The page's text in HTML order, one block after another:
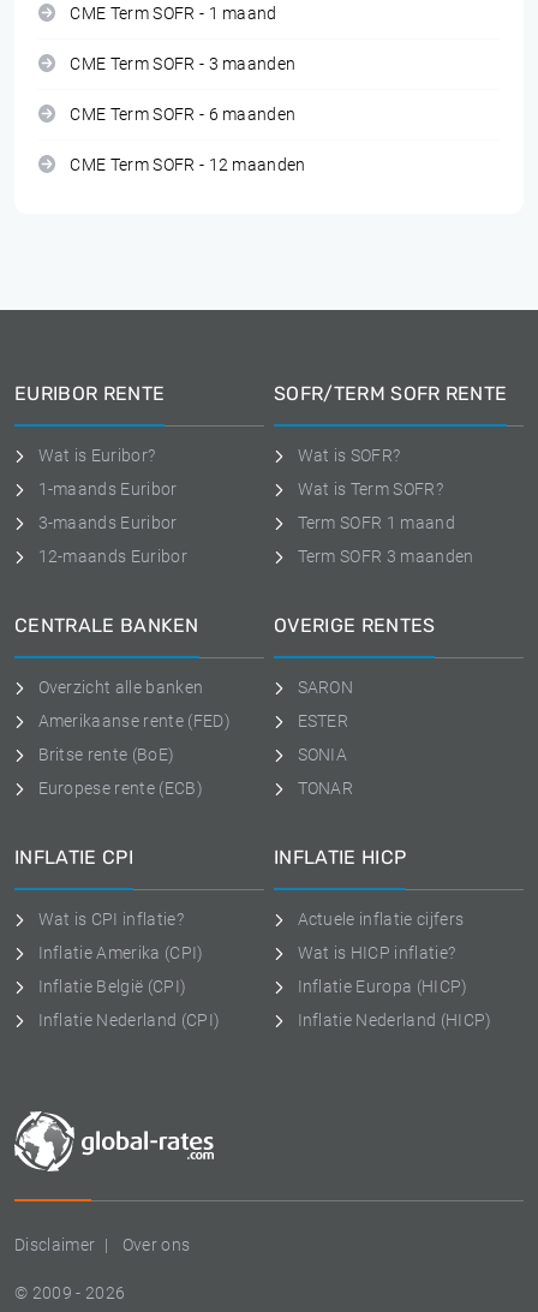
CME Term SOFR - 1 maand
CME Term SOFR - 3 maanden
CME Term SOFR - 6 maanden
CME Term SOFR - 12 maanden
Disclaimer Over ons
© 2009 - 2026
EURIBOR RENTE
Wat is Euribor?
1-maands Euribor
3-maands Euribor
12-maands Euribor
SOFR/TERM SOFR RENTE
Wat is SOFR?
Wat is Term SOFR?
Term SOFR 1 maand
Term SOFR 3 maanden
CENTRALE BANKEN
Overzicht alle banken
Amerikaanse rente (FED)
Britse rente (BoE)
Europese rente (ECB)
OVERIGE RENTES
SARON
ESTER
SONIA
TONAR
INFLATIE CPI
Wat is CPI inflatie?
Inflatie Amerika (CPI)
Inflatie België (CPI)
Inflatie Nederland (CPI)
INFLATIE HICP
Actuele inflatie cijfers
Wat is HICP inflatie?
Inflatie Europa (HICP)
Inflatie Nederland (HICP)